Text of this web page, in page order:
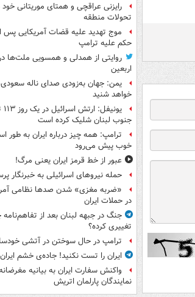
رایزنی عراقچی و همتای موریتانی خود
تحولات منطقه
موج تهدید علیه قضات آمریکایی پس
حکم علیه ترامپ
روایتی از همدلی و همسویی ملت‌ها
اربعین
یمن: جهان به‌زودی صدای ناله
خواهد شنید
جنوب لبنان شلیک کرده است
ترامپ: همه چیز درباره ایران به طور
خوب پیش می‌رود
عبور از خط قرمز ایران یعنی مرگ!
حمله نیروهای اسرائیلی به خبرنگار
«ضربه مغزی» شدن صدها نظامی
در حملات ایران
جنگ در جبهه لبنان بعد از
تغییری کرده؟
ترامپ در حال سوختن در آتشی
ایران را تست نکنید! جاده‌ی خشم
واکنش سفارت ایران به بیانیه
نمایندگان پارلمان اتریش